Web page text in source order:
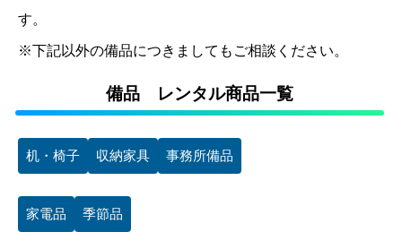
す。
※下記以外の備品につきましてもご相談ください。
備品 レンタル商品一覧
机・椅子 収納家具 事務所備品
家電品 季節品